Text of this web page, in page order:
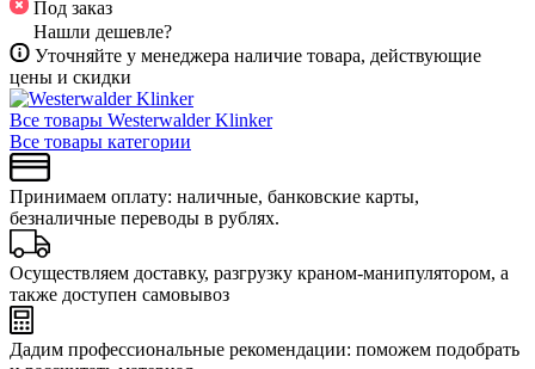
Под заказ
Нашли дешевле?
Уточняйте у менеджера наличие товара, действующие
цены и скидки
Все товары Westerwalder Klinker
Все товары категории
Принимаем оплату: наличные, банковские карты,
безналичные переводы в рублях.
Осуществляем доставку, разгрузку краном-манипулятором, а
также доступен самовывоз
Дадим профессиональные рекомендации: поможем подобрать